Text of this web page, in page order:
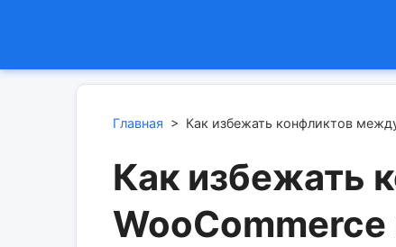
Главная > Как избежать конфликтов
Как избежать